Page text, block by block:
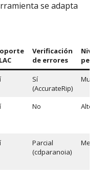
se adapta
Verificación
de errores
Nivel
Sí
(AccurateRip)
Muy
No Alto
Parcial
(cdparanoia)
Medio